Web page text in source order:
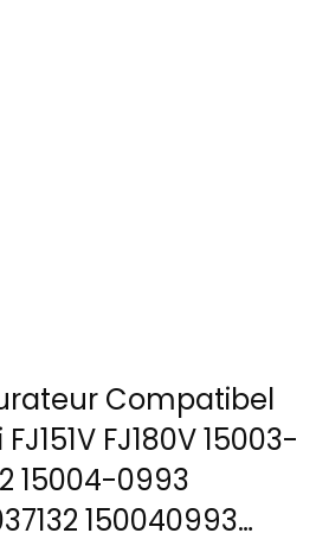
Compatibel
FJ180V 15003-
15004-0993
150040993…